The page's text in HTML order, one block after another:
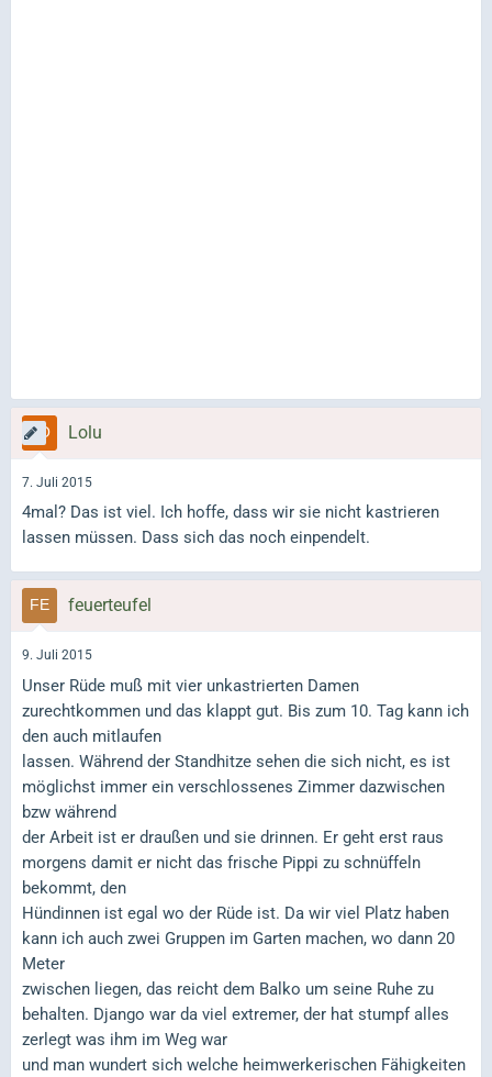
Lolu
7. Juli 2015
4mal? Das ist viel. Ich hoffe, dass wir sie nicht kastrieren
lassen müssen. Dass sich das noch einpendelt.
feuerteufel
9. Juli 2015
Unser Rüde muß mit vier unkastrierten Damen
zurechtkommen und das klappt gut. Bis zum 10. Tag kann ich
den auch mitlaufen
lassen. Während der Standhitze sehen die sich nicht, es ist
möglichst immer ein verschlossenes Zimmer dazwischen
bzw während
der Arbeit ist er draußen und sie drinnen. Er geht erst raus
morgens damit er nicht das frische Pippi zu schnüffeln
bekommt, den
Hündinnen ist egal wo der Rüde ist. Da wir viel Platz haben
kann ich auch zwei Gruppen im Garten machen, wo dann 20
Meter
zwischen liegen, das reicht dem Balko um seine Ruhe zu
behalten. Django war da viel extremer, der hat stumpf alles
zerlegt was ihm im Weg war
und man wundert sich welche heimwerkerischen Fähigkeiten